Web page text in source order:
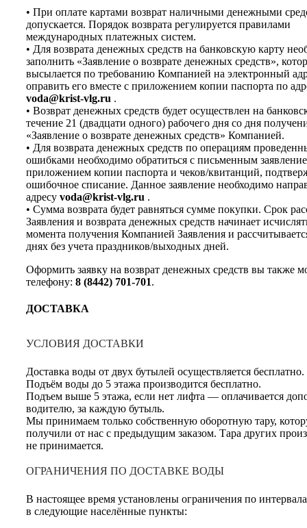
• При оплате картами возврат наличными денежными
допускается. Порядок возврата регулируется правилами
международных платежных систем.
• Для возврата денежных средств на банковскую карту
заполнить «Заявление о возврате денежных средств»,
высылается по требованию Компанией на электронный
оправить его вместе с приложением копии паспорта по
voda@krist-vlg.ru .
• Возврат денежных средств будет осуществлен на
течение 21 (двадцати одного) рабочего дня со дня
«Заявление о возврате денежных средств» Компанией.
• Для возврата денежных средств по операциям
ошибками необходимо обратиться с письменным
приложением копии паспорта и чеков/квитанций,
ошибочное списание. Данное заявление необходимо
адресу voda@krist-vlg.ru .
• Сумма возврата будет равняться сумме покупки. Срок
Заявления и возврата денежных средств начинает
момента получения Компанией Заявления и
днях без учета праздников/выходных дней.
Оформить заявку на возврат денежных средств вы также
телефону: 8 (8442) 701-701.
ДОСТАВКА
УСЛОВИЯ ДОСТАВКИ
Доставка воды от двух бутылей осуществляется бесплатно.
Подъём воды до 5 этажа производится бесплатно.
Подъем выше 5 этажа, если нет лифта — оплачивается
водителю, за каждую бутыль.
Мы принимаем только собственную оборотную тару,
получили от нас с предыдущим заказом. Тара других
не принимается.
ОГРАНИЧЕНИЯ ПО ДОСТАВКЕ ВОДЫ
В настоящее время установлены ограничения по
в следующие населённые пункты: